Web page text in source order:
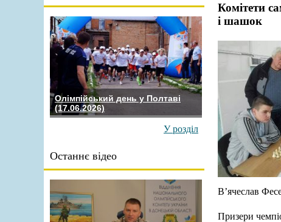
Олімпійський день у Полтаві
(17.06.2026)
У розділ
Останнє відео
Комітети
і шашок
В’ячеслав
Призери